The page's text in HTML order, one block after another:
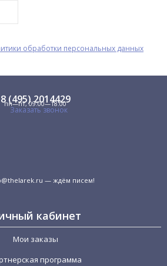
обработки персональных данных
8 (495) 2014429
пн—пт, 09:00—18:00
Заказать звонок
— ждём писем!
кабинет
Мои заказы
программа